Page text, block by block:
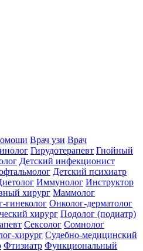
Врач узи Врач
Гирудотерапевт Гнойный
Детский инфекционист
Детский психиатр
Иммунолог Инструктор
хирург Маммолог
гинеколог Онколог-дерматолог
хирург Подолог (подиатр)
Сексолог Сомнолог
хирург Судебно-медицинский
Фтизиатр Функциональный